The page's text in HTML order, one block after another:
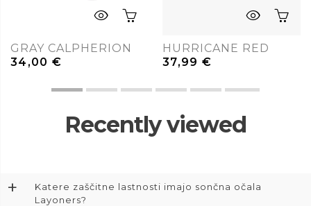
GRAY CALPHERION
34,00€
HURRICANE RED
37,99€
Recently viewed
+
Katere zaščitne lastnosti imajo sončna očala
Layoners?